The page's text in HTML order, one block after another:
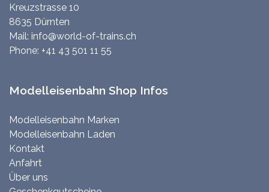
Kreuzstrasse 10
8635 Dürnten
Mail: info@world-of-trains.ch
Phone: +41 43 501 11 55
Modelleisenbahn Shop Infos
Modelleisenbahn Marken
Modelleisenbahn Laden
Kontakt
Anfahrt
Über uns